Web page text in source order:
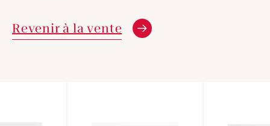
Revenir à la vente